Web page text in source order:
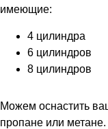
имеющие:
4 цилиндра
6 цилиндров
8 цилиндров
Можем оснастить
пропане или